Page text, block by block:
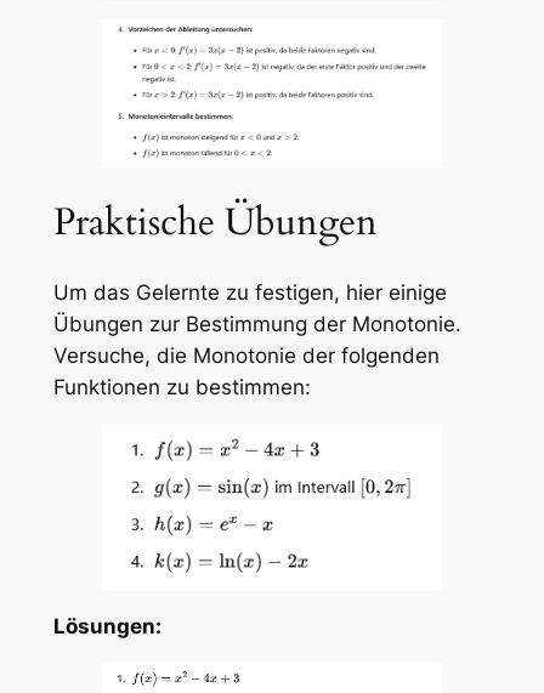
Praktische Übungen
Um das Gelernte zu festigen, hier einige
Übungen zur Bestimmung der Monotonie.
Versuche, die Monotonie der folgenden
Funktionen zu bestimmen:
Lösungen: